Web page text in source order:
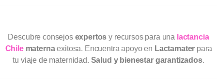
Descubre consejos expertos y recursos para una lactancia
Chilematernaexitosa. Encuentra apoyo en Lactamater para
tu viaje de maternidad. Salud y bienestar garantizados.